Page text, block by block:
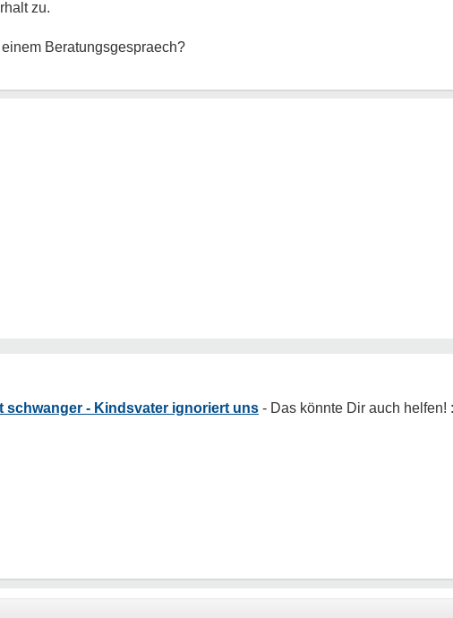
zu.
Beratungsgespraech?
schwanger - Kindsvater ignoriert uns